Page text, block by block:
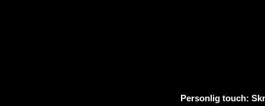
Personlig touch: